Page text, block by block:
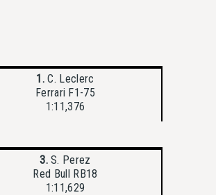
1. C. Leclerc
Ferrari F1-75
1:11,376
3.S. Perez
Red Bull RB18
1:11,629